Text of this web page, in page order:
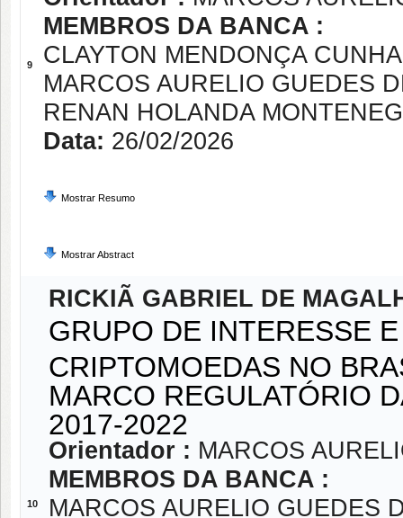
9
MEMBROS DA BANCA :
CLAYTON MENDONÇA
MARCOS AURELIO GUEDES
RENAN HOLANDA
Data: 26/02/2026
Mostrar Resumo
Mostrar Abstract
10
RICKIÃ GABRIEL DE
GRUPO DE INTERESSE
CRIPTOMOEDAS NO
MARCO REGULATÓRIO
2017-2022
Orientador : MARCOS
MEMBROS DA BANCA :
MARCOS AURELIO GUEDES